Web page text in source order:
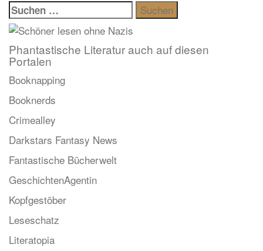
Suchen
nach:
Phantastische Literatur auch auf diesen
Portalen
Booknapping
Booknerds
Crimealley
Darkstars Fantasy News
Fantastische Bücherwelt
GeschichtenAgentin
Kopfgestöber
Leseschatz
Literatopia